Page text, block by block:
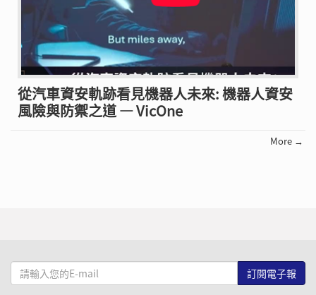
從汽車資安軌跡看見機器人未來: 機器人資安
風險與防禦之道 — VicOne
More →
請
輸